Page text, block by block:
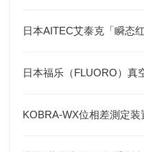
日本AITEC艾泰克「瞬态